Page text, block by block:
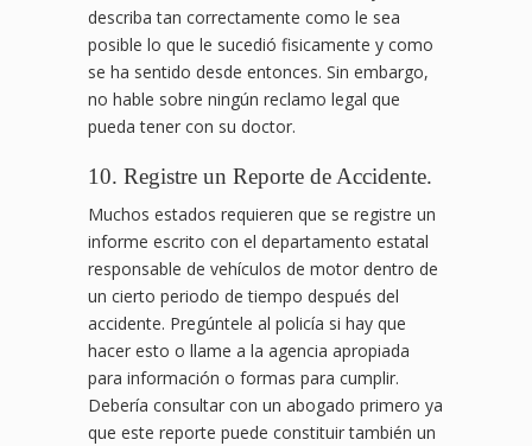
describa tan correctamente como le sea
posible lo que le sucedió fisicamente y como
se ha sentido desde entonces. Sin embargo,
no hable sobre ningún reclamo legal que
pueda tener con su doctor.
10. Registre un Reporte de Accidente.
Muchos estados requieren que se registre un
informe escrito con el departamento estatal
responsable de vehículos de motor dentro de
un cierto periodo de tiempo después del
accidente. Pregúntele al policía si hay que
hacer esto o llame a la agencia apropiada
para información o formas para cumplir.
Debería consultar con un abogado primero ya
que este reporte puede constituir también un